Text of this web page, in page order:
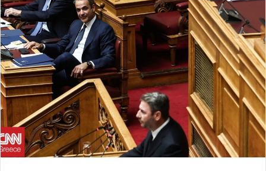
email